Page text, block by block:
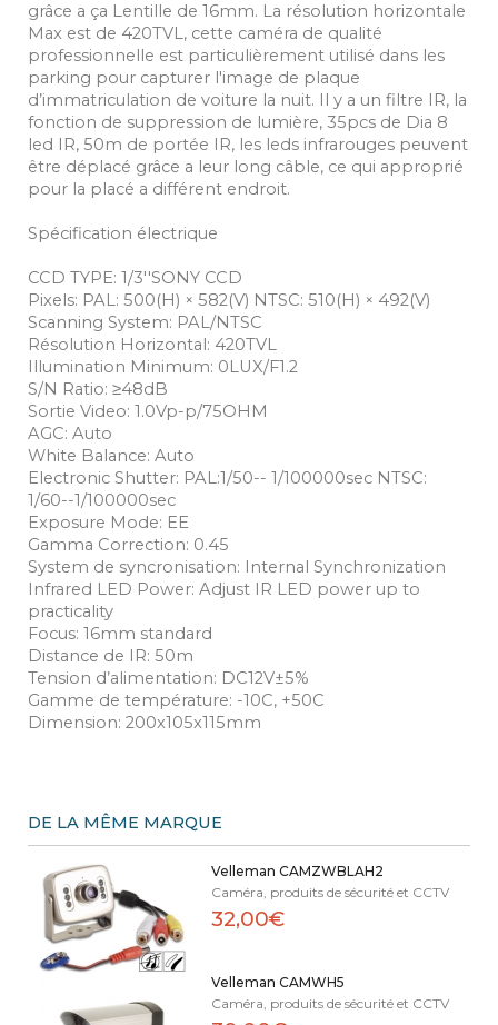
grâce a ça Lentille de 16mm. La résolution horizontale
Max est de 420TVL, cette caméra de qualité
professionnelle est particulièrement utilisé dans les
parking pour capturer l'image de plaque
d’immatriculation de voiture la nuit. Il y a un filtre IR, la
fonction de suppression de lumière, 35pcs de Dia 8
led IR, 50m de portée IR, les leds infrarouges peuvent
être déplacé grâce a leur long câble, ce qui approprié
pour la placé a différent endroit.
Spécification électrique
CCD TYPE: 1/3''SONY CCD
Pixels: PAL: 500(H) × 582(V) NTSC: 510(H) × 492(V)
Scanning System: PAL/NTSC
Résolution Horizontal: 420TVL
Illumination Minimum: 0LUX/F1.2
S/N Ratio: ≥48dB
Sortie Video: 1.0Vp-p/75OHM
AGC: Auto
White Balance: Auto
Electronic Shutter: PAL:1/50-- 1/100000sec NTSC:
1/60--1/100000sec
Exposure Mode: EE
Gamma Correction: 0.45
System de syncronisation: Internal Synchronization
Infrared LED Power: Adjust IR LED power up to
practicality
Focus: 16mm standard
Distance de IR: 50m
Tension d’alimentation: DC12V±5%
Gamme de température: -10C, +50C
Dimension: 200x105x115mm
DE LA MÊME MARQUE
Velleman CAMZWBLAH2
Caméra, produits de sécurité et CCTV
32,00€
Velleman CAMWH5
Caméra, produits de sécurité et CCTV